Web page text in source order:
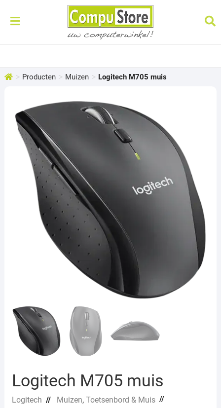
> Producten > Muizen > Logitech M705 muis
Logitech M705 muis
Logitech // Muizen, Toetsenbord & Muis//